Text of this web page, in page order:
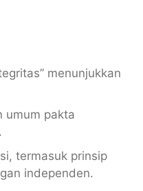
menunjukkan
umum pakta
termasuk prinsip
independen.